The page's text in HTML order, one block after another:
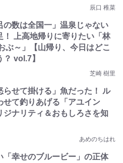
辰口 稚菜
の数は全国一」温泉じゃない
！ 上高地帰りに寄りたい「林
ぶ～」【山帰り、今日はどこ
vol.7】
芝崎 樹里
らせて掛ける」魚だった！ ル
せて釣りあげる「アユイン
ジナリティ＆おもしろさを知
あめのちはれ
「幸せのブルービー」の正体